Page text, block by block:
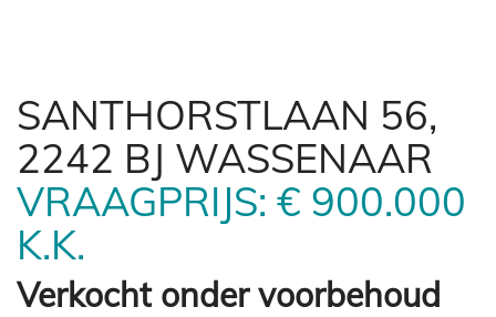
SANTHORSTLAAN 56,
2242 BJ WASSENAAR
VRAAGPRIJS: € 900.000
K.K.
Verkocht onder voorbehoud